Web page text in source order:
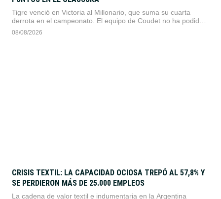
Tigre venció en Victoria al Millonario, que suma su cuarta
derrota en el campeonato. El equipo de Coudet no ha podido
marcar goles desde que comenzó el torneo.
08/08/2026
CRISIS TEXTIL: LA CAPACIDAD OCIOSA TREPÓ AL 57,8% Y
SE PERDIERON MÁS DE 25.000 EMPLEOS
La cadena de valor textil e indumentaria en la Argentina